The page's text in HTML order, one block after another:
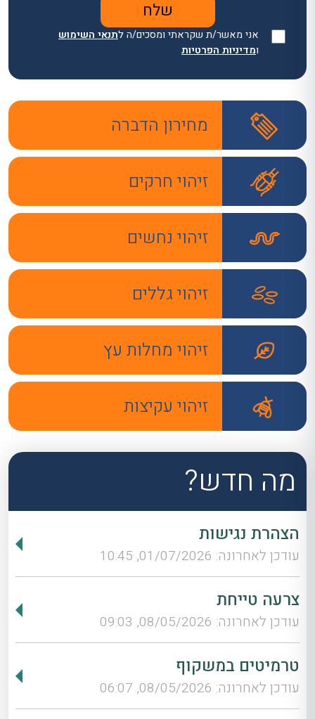
אני מאשר/ת שקראתי ומסכים/ה לתנאי השימוש
ומדיניות הפרטיות
מחירון הדברה
זיהוי חרקים
זיהוי נחשים
זיהוי גללים
זיהוי מחלות עץ
זיהוי עקיצות
מה חדש?
הצהרת נגישות
עודכן לאחרונה: 01/07/2026, 10:45
צרעה טייחת
עודכן לאחרונה: 08/05/2026, 09:03
טרמיטים במשקוף
עודכן לאחרונה: 08/05/2026, 06:07